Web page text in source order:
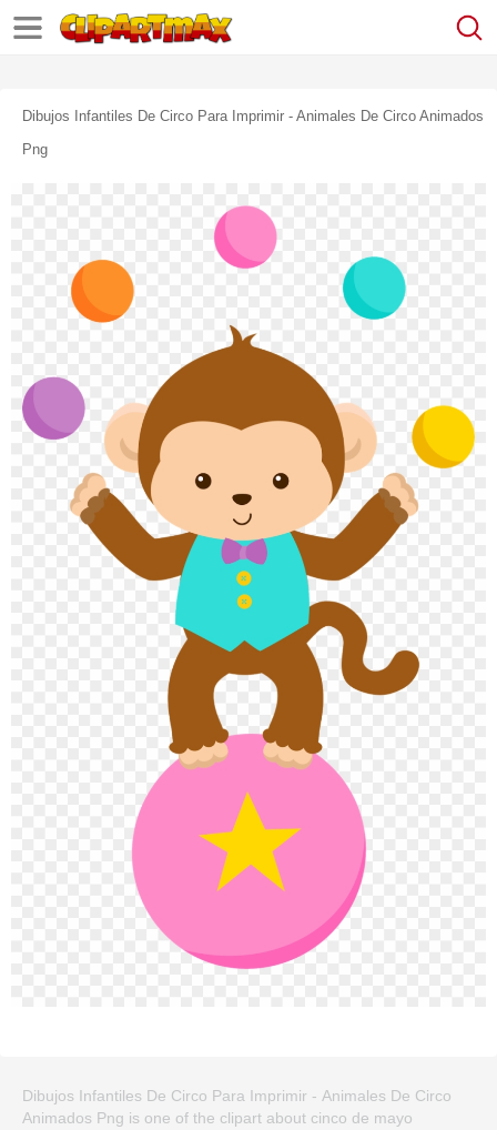
Dibujos Infantiles De Circo Para Imprimir - Animales De Circo Animados
Png
Dibujos Infantiles De Circo Para Imprimir - Animales De Circo
Animados Png is one of the clipart about cinco de mayo